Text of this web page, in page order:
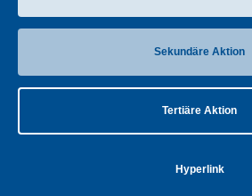
Sekundäre Aktion
Tertiäre Aktion
Hyperlink